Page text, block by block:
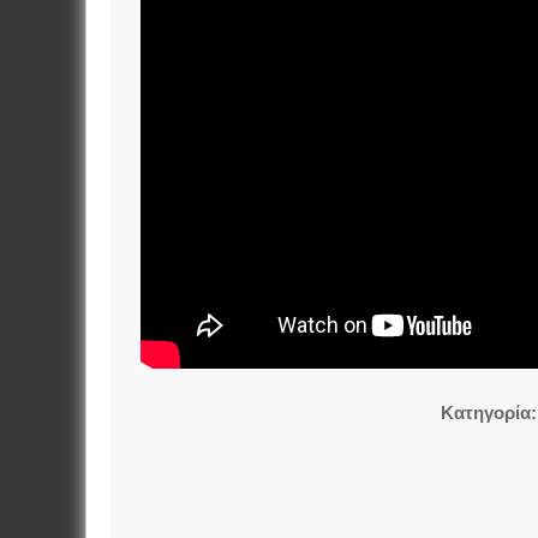
Κατηγορία: